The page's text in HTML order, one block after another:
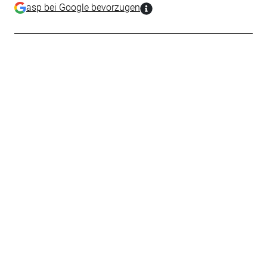
asp bei Google bevorzugen